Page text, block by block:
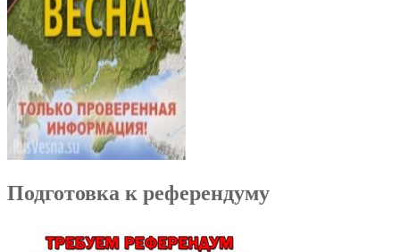
Подготовка к референдуму